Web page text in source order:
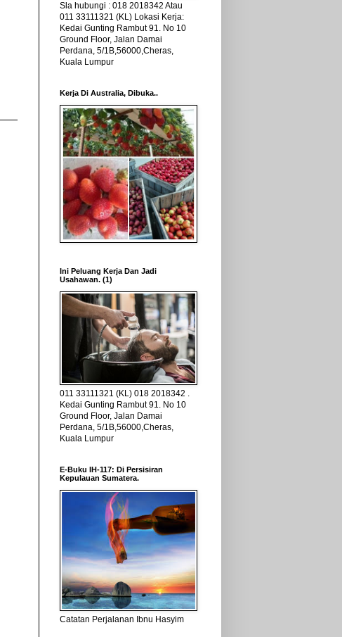
Sla hubungi : 018 2018342 Atau
011 33111321 (KL) Lokasi Kerja:
Kedai Gunting Rambut 91. No 10
Ground Floor, Jalan Damai
Perdana, 5/1B,56000,Cheras,
Kuala Lumpur
Kerja Di Australia, Dibuka..
Ini Peluang Kerja Dan Jadi
Usahawan. (1)
011 33111321 (KL) 018 2018342 .
Kedai Gunting Rambut 91. No 10
Ground Floor, Jalan Damai
Perdana, 5/1B,56000,Cheras,
Kuala Lumpur
E-Buku IH-117: Di Persisiran
Kepulauan Sumatera.
Catatan Perjalanan Ibnu Hasyim